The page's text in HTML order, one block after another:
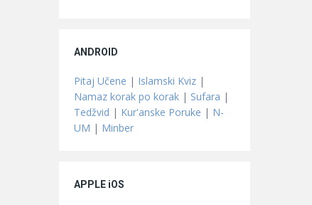
ANDROID
Pitaj Učene | Islamski Kviz |
Namaz korak po korak | Sufara |
Tedžvid | Kur'anske Poruke | N-
UM | Minber
APPLE iOS